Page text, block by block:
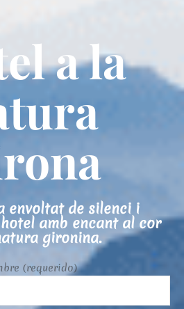
a la
envoltat de silenci i
amb encant al cor
gironina.
(requerido)